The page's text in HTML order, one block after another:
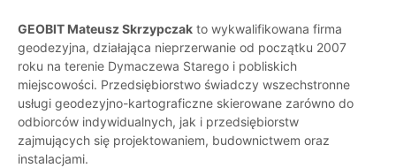
GEOBIT Mateusz Skrzypczak to wykwalifikowana firma
geodezyjna, działająca nieprzerwanie od początku 2007
roku na terenie Dymaczewa Starego i pobliskich
miejscowości. Przedsiębiorstwo świadczy wszechstronne
usługi geodezyjno-kartograficzne skierowane zarówno do
odbiorców indywidualnych, jak i przedsiębiorstw
zajmujących się projektowaniem, budownictwem oraz
instalacjami.